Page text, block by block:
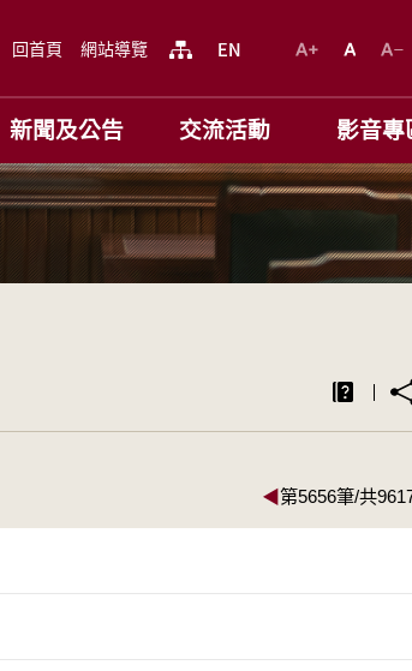
回首頁 網站導覽
新聞及公告 交流活動 影音專
◀第5656筆/共